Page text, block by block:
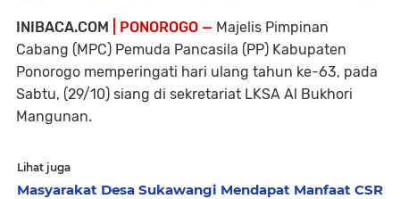
INIBACA.COM | PONOROGO — Majelis Pimpinan
Cabang (MPC) Pemuda Pancasila (PP) Kabupaten
Ponorogo memperingati hari ulang tahun ke-63, pada
Sabtu, (29/10) siang di sekretariat LKSA Al Bukhori
Mangunan.
Lihat juga
Masyarakat Desa Sukawangi Mendapat Manfaat CSR